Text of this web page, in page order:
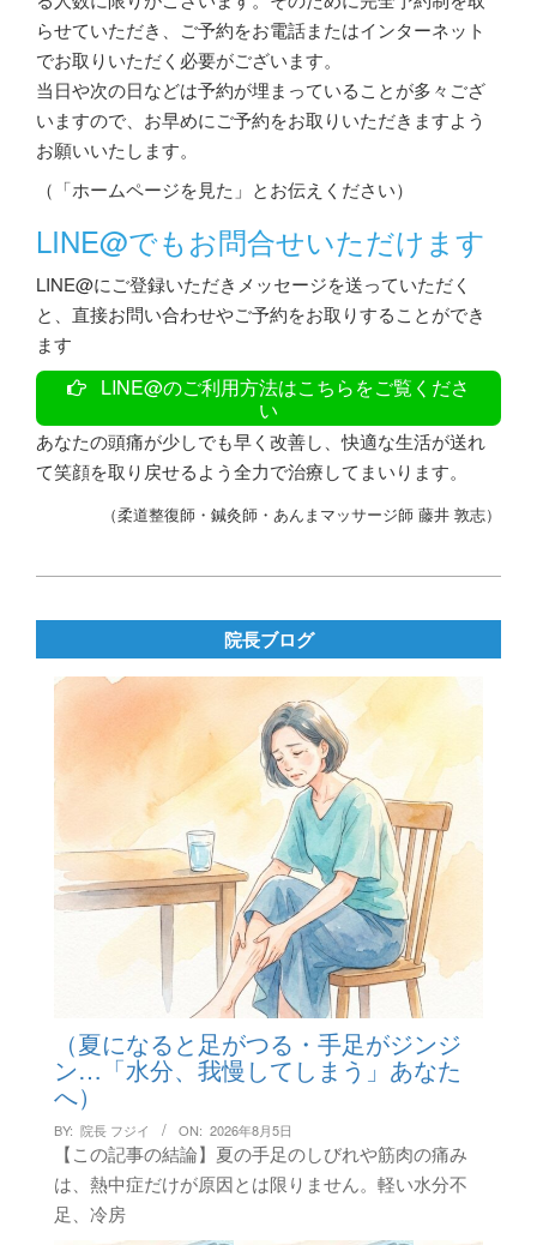
らせていただき、ご予約をお電話またはインターネット
でお取りいただく必要がございます。
当日や次の日などは予約が埋まっていることが多々ござ
いますので、お早めにご予約をお取りいただきますよう
お願いいたします。
（「ホームページを見た」とお伝えください）
LINE@でもお問合せいただけます
LINE@にご登録いただきメッセージを送っていただく
と、直接お問い合わせやご予約をお取りすることができ
ます
LINE@のご利用方法はこちらをご覧くださ
い
あなたの頭痛が少しでも早く改善し、快適な生活が送れ
て笑顔を取り戻せるよう全力で治療してまいります。
（柔道整復師・鍼灸師・あんまマッサージ師 藤井 敦志）
院長ブログ
（夏になると足がつる・手足がジンジ
ン…「水分、我慢してしまう」あなた
へ）
BY: 院長 フジイ ON: 2026年8月5日
【この記事の結論】夏の手足のしびれや筋肉の痛み
は、熱中症だけが原因とは限りません。軽い水分不
足、冷房